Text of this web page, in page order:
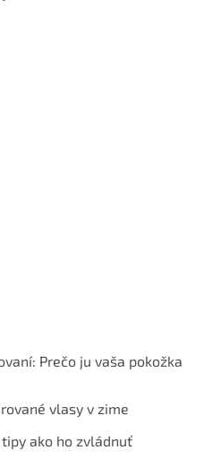
Prečo ju vaša pokožka
vlasy v zime
ako ho zvládnuť